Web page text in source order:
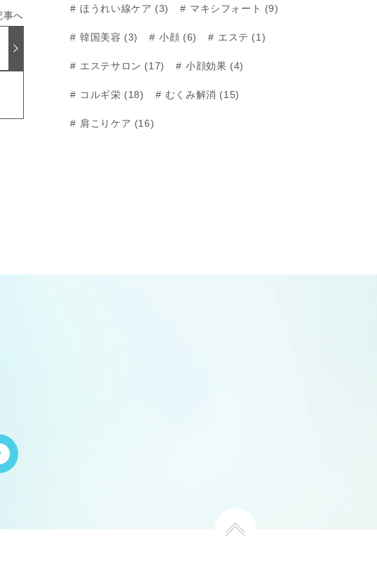
ほうれい線ケア (3) マキシフォート (9)
韓国美容 (3) 小顔 (6) エステ (1)
エステサロン (17) 小顔効果 (4)
コルギ栄 (18) むくみ解消 (15)
肩こりケア (16)